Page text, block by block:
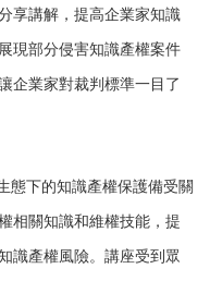
享講解，提高企業家知識
現部分侵害知識產權案件
企業家對裁判標準一目了
下的知識產權保護備受關
相關知識和維權技能，提
識產權風險。講座受到眾